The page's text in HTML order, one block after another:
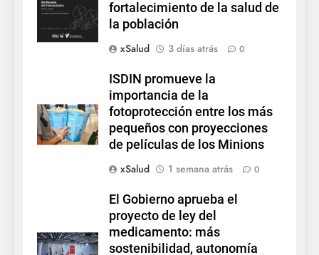
fortalecimiento de la salud de
la población
xSalud
3 días atrás 0
ISDIN promueve la
importancia de la
fotoprotección entre los más
pequeños con proyecciones
de películas de los Minions
xSalud
1 semana atrás 0
El Gobierno aprueba el
proyecto de ley del
medicamento: más
sostenibilidad, autonomía